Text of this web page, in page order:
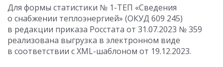
Для формы статистики № 1-ТЕП «Сведения
о снабжении теплоэнергией» (ОКУД 609 245)
в редакции приказа Росстата от 31.07.2023 № 359
реализована выгрузка в электронном виде
в соответствии с XML-шаблоном от 19.12.2023.